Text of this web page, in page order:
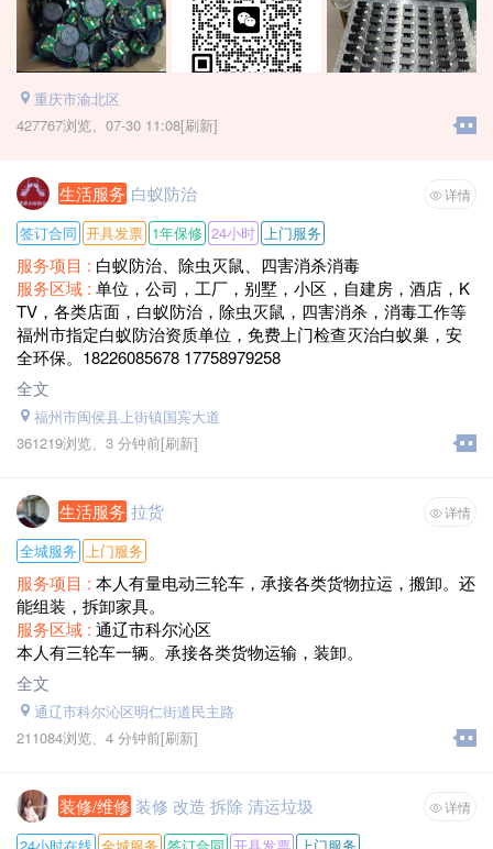
重庆市渝北区
427767浏览、 07-30 11:08[刷新]
生活服务 白蚁防治 详情
签订合同 开具发票 1年保修 24小时 上门服务
服务项目 : 白蚁防治、除虫灭鼠、四害消杀消毒
服务区域 : 单位，公司，工厂，别墅，小区，自建房，酒店，K
TV，各类店面，白蚁防治，除虫灭鼠，四害消杀，消毒工作等
福州市指定白蚁防治资质单位，免费上门检查灭治白蚁巢，安
全环保。18226085678 17758979258
全文
福州市闽侯县上街镇国宾大道
361219浏览、 3 分钟前[刷新]
生活服务 拉货 详情
全城服务 上门服务
服务项目 : 本人有量电动三轮车，承接各类货物拉运，搬卸。还
能组装，拆卸家具。
服务区域 : 通辽市科尔沁区
本人有三轮车一辆。承接各类货物运输，装卸。
全文
通辽市科尔沁区明仁街道民主路
211084浏览、 4 分钟前[刷新]
装修/维修 装修 改造 拆除 清运垃圾 详情